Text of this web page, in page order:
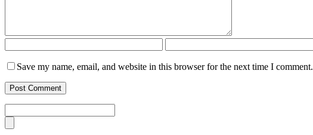
Save my name, email, and website in this browser for the next time I comment.